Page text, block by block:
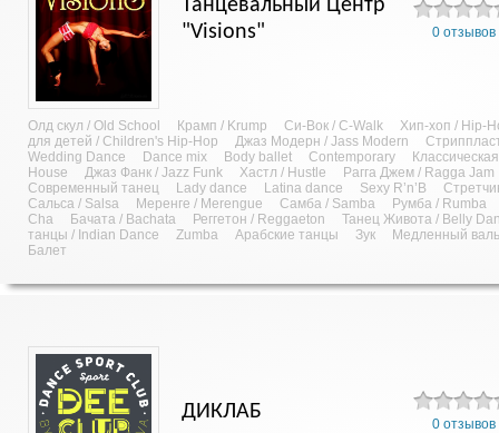
Танцевальный Центр
"Visions"
0 отзывов
Олд скул / Old School Крамп / Krump Си-Вок / C-Walk
Хип-хоп / Hip-
для детей / Children's Hip-Hop
Джаз Модерн / Jass Modern
Wedding Dance
Dance mix Body ballet Contemporary
House
Джаз Фанк / Jazz Funk Хастл / Hustle
Рагга Джем / Ragga Jam
Современный танец
Lady dance Latina dance Sexy R’n’B
Сальса / Salsa
Меренге / Merengue Самба / Samba
Румба / Rumba
Cha
Бачата / Bachata Реггетон / Reggaeton
Танец Живота / Belly
танцы / Indian Dance
Zumba Арабские танцы Зук
Медленный
Балет
ДИКЛАБ
0 отзывов